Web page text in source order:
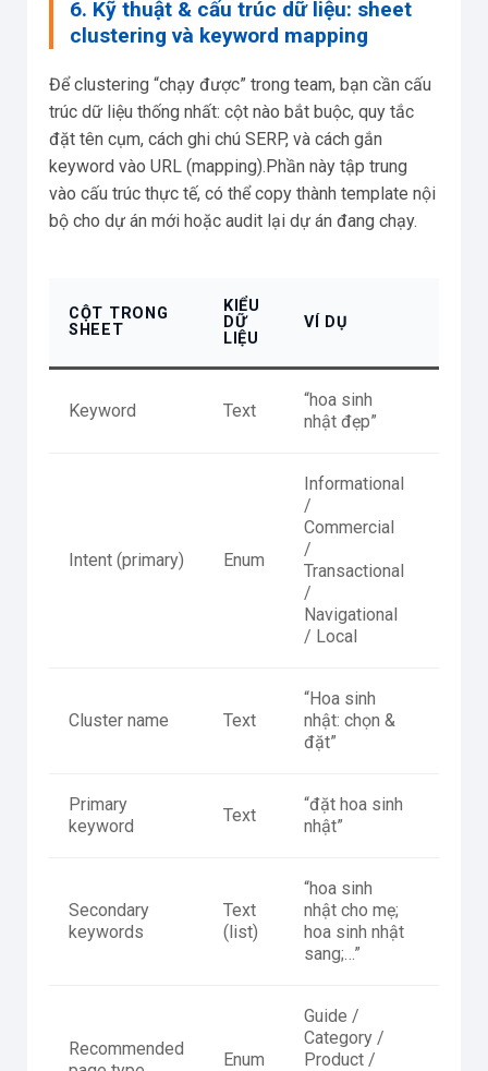
6. Kỹ thuật & cấu trúc dữ liệu: sheet
clustering và keyword mapping
Để clustering “chạy được” trong team, bạn cần cấu
trúc dữ liệu thống nhất: cột nào bắt buộc, quy tắc
đặt tên cụm, cách ghi chú SERP, và cách gắn
keyword vào URL (mapping).Phần này tập trung
vào cấu trúc thực tế, có thể copy thành template nội
bộ cho dự án mới hoặc audit lại dự án đang chạy.
CỘT TRONG
SHEET
KIỂU
DỮ
LIỆU
VÍ DỤ
Keyword Text
“hoa sinh
nhật đẹp”
Intent (primary) Enum
Informational
/
Commercial
/
Transactional
/
Navigational
/ Local
Cluster name Text
“Hoa sinh
nhật: chọn &
đặt”
Primary
keyword
Text
“đặt hoa sinh
nhật”
Secondary
keywords
Text
(list)
“hoa sinh
nhật cho mẹ;
hoa sinh nhật
sang;…”
Recommended
Enum
Guide /
Category /
Product /